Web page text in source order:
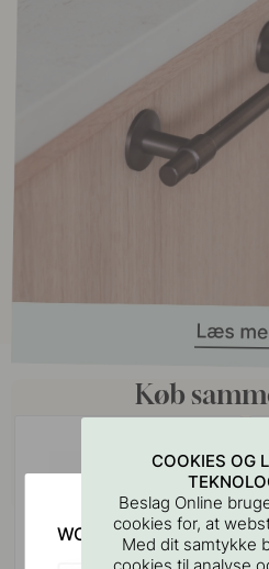
Køb
COOKIES OG
Beslag Online
cookies for, at
Med dit samtykke
WOULD YOU RATHER